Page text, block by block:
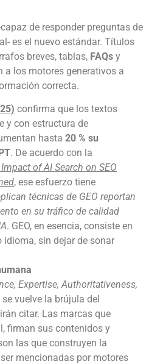
de responder preguntas de
es el nuevo estándar. Títulos
breves, tablas, FAQs y
los motores generativos a
correcta.
confirma que los textos
y con estructura de
hasta 20 % su
. De acuerdo con la
of AI Search on SEO
, ese esfuerzo tiene
técnicas de GEO reportan
en su tráfico de calidad
. GEO, en esencia, consiste en
idioma, sin dejar de sonar
Expertise, Authoritativeness,
vuelve la brújula del
citar. Las marcas que
firman sus contenidos y
las que construyen la
mencionadas por motores